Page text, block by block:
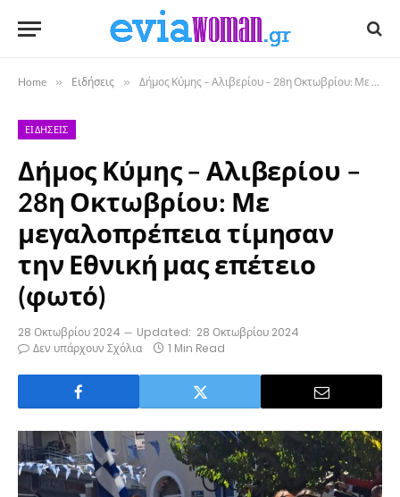
Home » Ειδήσεις » Δήμος Κύμης – Αλιβερίου – 28η Οκτωβρίου: Με μεγαλοπρέπεια τίμησαν την Εθνική μας επέτειο (φωτό)
ΕΙΔΉΣΕΙΣ
Δήμος Κύμης – Αλιβερίου –
28η Οκτωβρίου: Με
μεγαλοπρέπεια τίμησαν
την Εθνική μας επέτειο
(φωτό)
28 Οκτωβρίου 2024 Updated: 28 Οκτωβρίου 2024
Δεν υπάρχουν Σχόλια
1 Min Read